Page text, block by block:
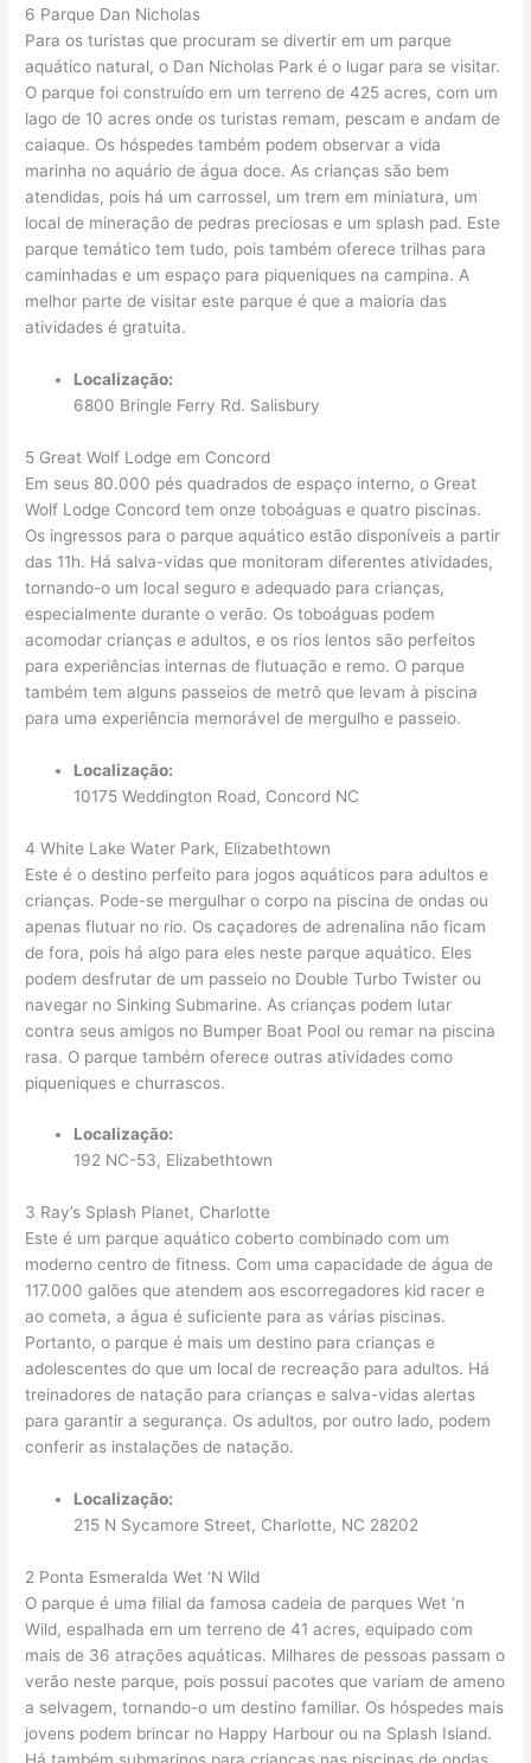
6 Parque Dan Nicholas
Para os turistas que procuram se divertir em um parque
aquático natural, o Dan Nicholas Park é o lugar para se visitar.
O parque foi construído em um terreno de 425 acres, com um
lago de 10 acres onde os turistas remam, pescam e andam de
caiaque. Os hóspedes também podem observar a vida
marinha no aquário de água doce. As crianças são bem
atendidas, pois há um carrossel, um trem em miniatura, um
local de mineração de pedras preciosas e um splash pad. Este
parque temático tem tudo, pois também oferece trilhas para
caminhadas e um espaço para piqueniques na campina. A
melhor parte de visitar este parque é que a maioria das
atividades é gratuita.
Localização:
6800 Bringle Ferry Rd. Salisbury
5 Great Wolf Lodge em Concord
Em seus 80.000 pés quadrados de espaço interno, o Great
Wolf Lodge Concord tem onze toboáguas e quatro piscinas.
Os ingressos para o parque aquático estão disponíveis a partir
das 11h. Há salva-vidas que monitoram diferentes atividades,
tornando-o um local seguro e adequado para crianças,
especialmente durante o verão. Os toboáguas podem
acomodar crianças e adultos, e os rios lentos são perfeitos
para experiências internas de flutuação e remo. O parque
também tem alguns passeios de metrô que levam à piscina
para uma experiência memorável de mergulho e passeio.
Localização:
10175 Weddington Road, Concord NC
4 White Lake Water Park, Elizabethtown
Este é o destino perfeito para jogos aquáticos para adultos e
crianças. Pode-se mergulhar o corpo na piscina de ondas ou
apenas flutuar no rio. Os caçadores de adrenalina não ficam
de fora, pois há algo para eles neste parque aquático. Eles
podem desfrutar de um passeio no Double Turbo Twister ou
navegar no Sinking Submarine. As crianças podem lutar
contra seus amigos no Bumper Boat Pool ou remar na piscina
rasa. O parque também oferece outras atividades como
piqueniques e churrascos.
Localização:
192 NC-53, Elizabethtown
3 Ray’s Splash Planet, Charlotte
Este é um parque aquático coberto combinado com um
moderno centro de fitness. Com uma capacidade de água de
117.000 galões que atendem aos escorregadores kid racer e
ao cometa, a água é suficiente para as várias piscinas.
Portanto, o parque é mais um destino para crianças e
adolescentes do que um local de recreação para adultos. Há
treinadores de natação para crianças e salva-vidas alertas
para garantir a segurança. Os adultos, por outro lado, podem
conferir as instalações de natação.
Localização:
215 N Sycamore Street, Charlotte, NC 28202
2 Ponta Esmeralda Wet ‘N Wild
O parque é uma filial da famosa cadeia de parques Wet ‘n
Wild, espalhada em um terreno de 41 acres, equipado com
mais de 36 atrações aquáticas. Milhares de pessoas passam o
verão neste parque, pois possui pacotes que variam de ameno
a selvagem, tornando-o um destino familiar. Os hóspedes mais
jovens podem brincar no Happy Harbour ou na Splash Island.